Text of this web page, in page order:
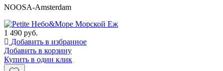
NOOSA-Amsterdam
1 490 руб.
Добавить в избранное
Добавить в корзину
Купить в один клик